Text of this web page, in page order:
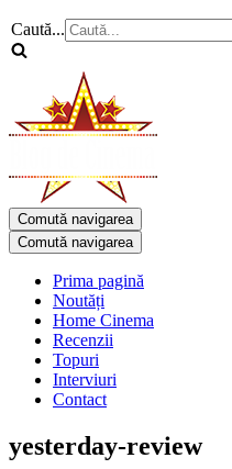
Caută...
Comută navigarea
Comută navigarea
Prima pagină
Noutăți
Home Cinema
Recenzii
Topuri
Interviuri
Contact
yesterday-review